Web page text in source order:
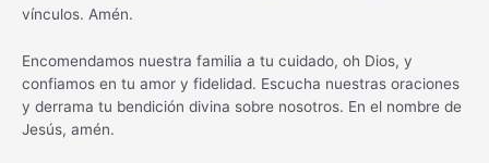
vínculos. Amén.
Encomendamos nuestra familia a tu cuidado, oh Dios, y
confiamos en tu amor y fidelidad. Escucha nuestras oraciones
y derrama tu bendición divina sobre nosotros. En el nombre de
Jesús, amén.